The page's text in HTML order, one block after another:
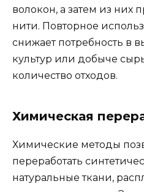
волокон, а затем из них
нити. Повторное
снижает потребность в
культур или добыче
количество отходов.
Химическая
Химические методы
переработать
натуральные ткани,